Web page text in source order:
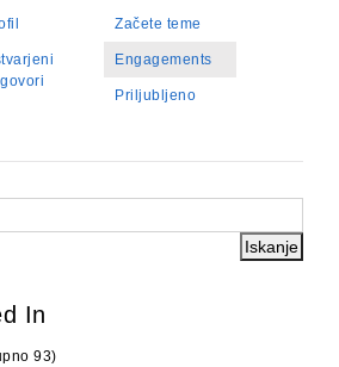
Začete teme
Engagements
Priljubljeno
In
93)